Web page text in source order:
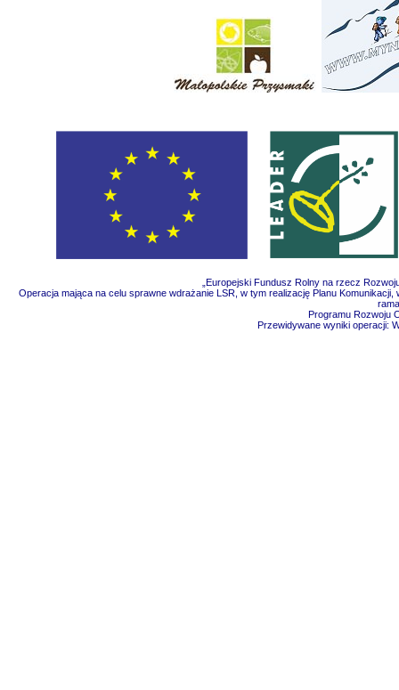
„Europejski Fundusz Rolny na rzecz
Operacja mająca na celu sprawne wdrażanie LSR, w tym realizację Planu
Programu Rozwoju
Przewidywane wyniki operacji: